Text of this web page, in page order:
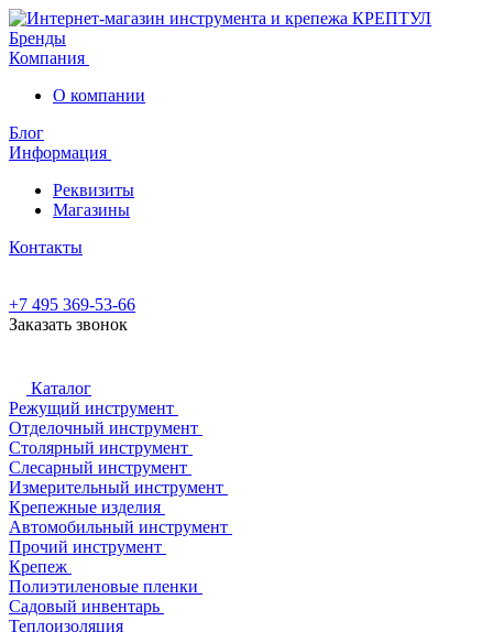
Бренды
Компания
О компании
Блог
Информация
Реквизиты
Магазины
Контакты
+7 495 369-53-66
Заказать звонок
Каталог
Режущий инструмент
Отделочный инструмент
Столярный инструмент
Слесарный инструмент
Измерительный инструмент
Крепежные изделия
Автомобильный инструмент
Прочий инструмент
Крепеж
Полиэтиленовые пленки
Садовый инвентарь
Теплоизоляция